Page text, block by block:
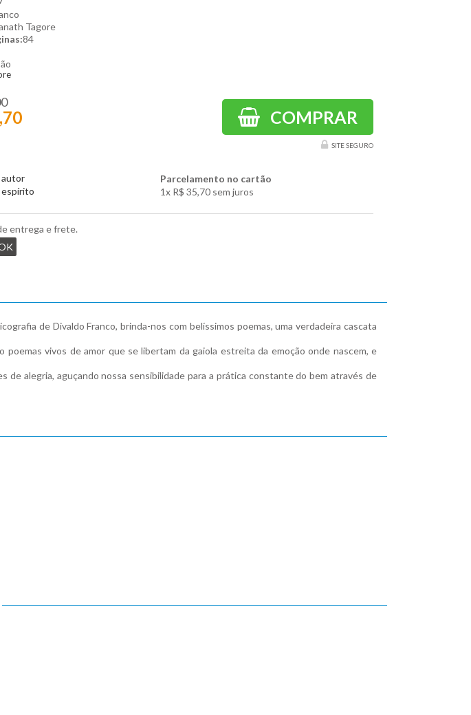
Tagore
84
COMPRAR
SITE SEGURO
autor
espírito
Parcelamento no cartão
1x R$ 35,70 sem juros
entrega e frete.
de Divaldo Franco, brinda-nos com belíssimos poemas, uma verdadeira cascata
vivos de amor que se libertam da gaiola estreita da emoção onde nascem, e
alegria, aguçando nossa sensibilidade para a prática constante do bem através de